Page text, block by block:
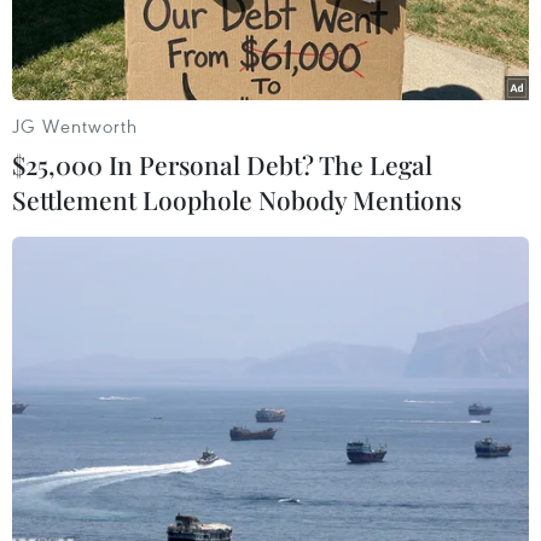
Sân bay Jorge Newbery tại Buenos Aires, Argentina, đóng cửa
AFP/TTXVN)
Hiệp hội Vận tải Hàng không Quốc tế (IATA)
ngày 27/10 dự báo doanh thu ngành hàng không
toàn cầu năm 2021 vẫn sẽ giảm 46% so với năm
JG Wentworth
$25,000 In Personal Debt? The Legal
Settlement Loophole Nobody Mentions